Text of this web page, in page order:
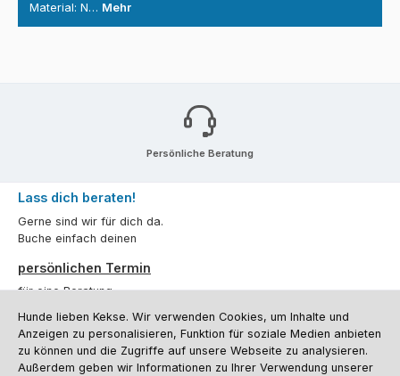
Material: N… Mehr
Persönliche Beratung
Lass dich beraten!
Gerne sind wir für dich da.
Buche einfach deinen
persönlichen Termin
für eine Beratung.
Oder über unserKontaktformular.
Vertrag widerrufen
Hunde lieben Kekse. Wir verwenden Cookies, um Inhalte und
Anzeigen zu personalisieren, Funktion für soziale Medien anbieten
zu können und die Zugriffe auf unsere Webseite zu analysieren.
Außerdem geben wir Informationen zu Ihrer Verwendung unserer